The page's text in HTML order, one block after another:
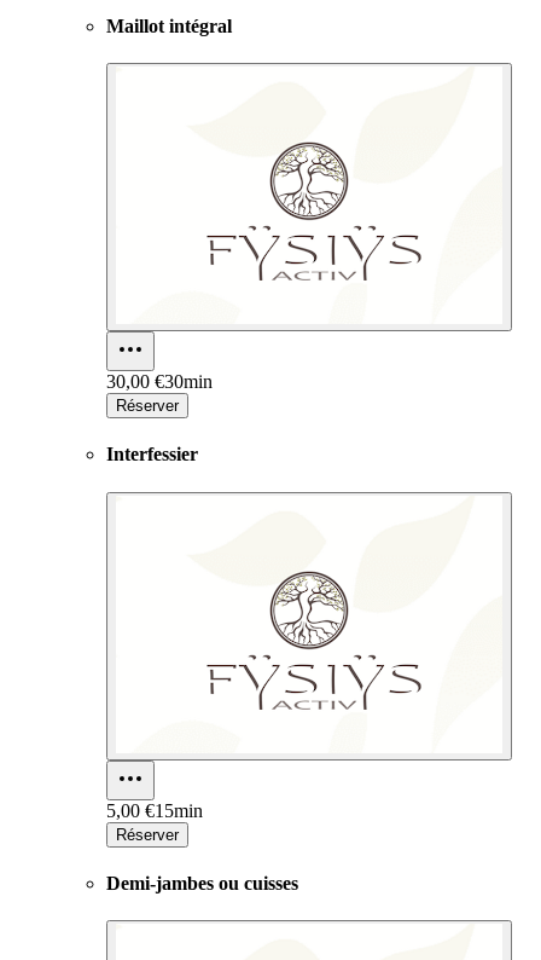
Maillot intégral
30,00 €30min
Réserver
Interfessier
5,00 €15min
Réserver
Demi-jambes ou cuisses